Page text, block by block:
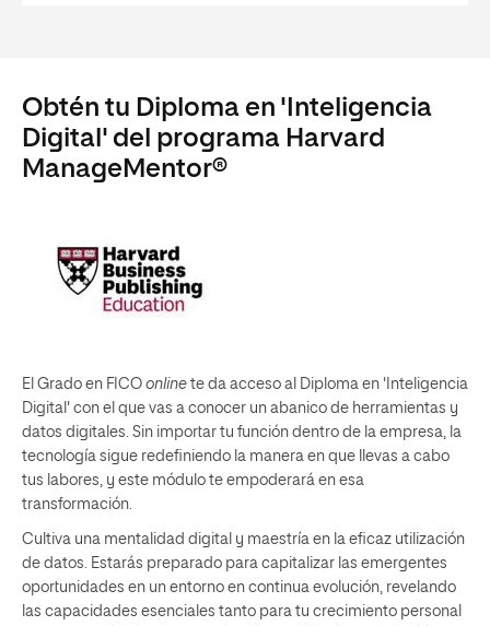
Obtén tu Diploma en 'Inteligencia
Digital' del programa Harvard
ManageMentor®
El Grado en FICO online te da acceso al Diploma en 'Inteligencia
Digital' con el que vas a conocer un abanico de herramientas y
datos digitales. Sin importar tu función dentro de la empresa, la
tecnología sigue redefiniendo la manera en que llevas a cabo
tus labores, y este módulo te empoderará en esa
transformación.
Cultiva una mentalidad digital y maestría en la eficaz utilización
de datos. Estarás preparado para capitalizar las emergentes
oportunidades en un entorno en continua evolución, revelando
las capacidades esenciales tanto para tu crecimiento personal